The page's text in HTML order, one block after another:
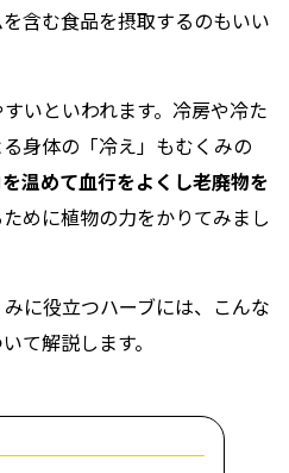
含む食品を摂取するのもいい
いといわれます。冷房や冷た
身体の「冷え」もむくみの
温めて血行をよくし老廃物を
ために植物の力をかりてみまし
に役立つハーブには、こんな
て解説します。